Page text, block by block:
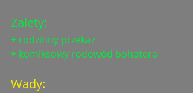
Zalety:
+ rodzinny przekaz
+ komiksowy rodowód bohatera
Wady: